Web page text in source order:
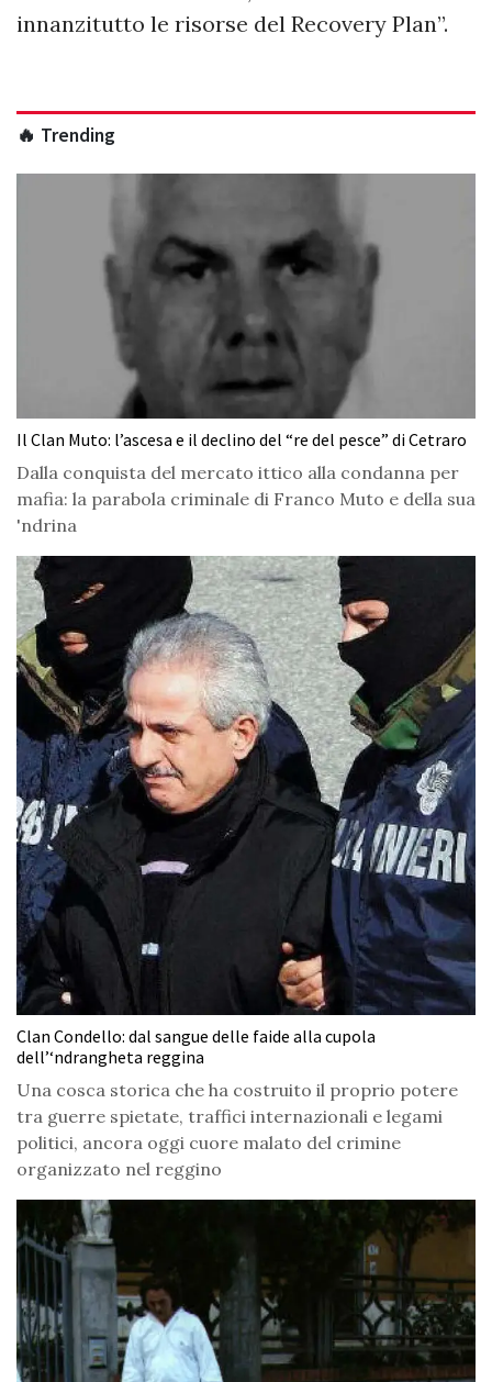
innanzitutto le risorse del Recovery Plan”.
🔥 Trending
Il Clan Muto: l’ascesa e il declino del “re del pesce” di Cetraro
Dalla conquista del mercato ittico alla condanna per
mafia: la parabola criminale di Franco Muto e della sua
'ndrina
Clan Condello: dal sangue delle faide alla cupola
dell’‘ndrangheta reggina
Una cosca storica che ha costruito il proprio potere
tra guerre spietate, traffici internazionali e legami
politici, ancora oggi cuore malato del crimine
organizzato nel reggino